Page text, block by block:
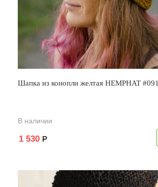
Шапка из конопли желтая HEMPHAT #091
В наличии
1 530 Р